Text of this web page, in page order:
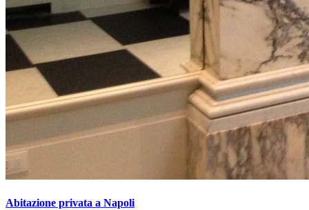
Abitazione privata a Napoli